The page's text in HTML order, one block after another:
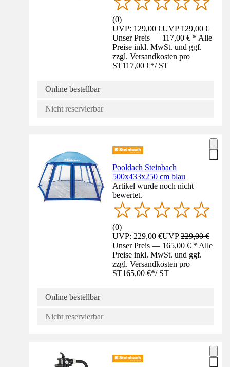
(0)
UVP: 129,00 €UVP129,00 €
Unser Preis — 117,00 € * Alle
Preise inkl. MwSt. und ggf.
zzgl. Versandkosten pro
ST117,00 €*/ ST
Online bestellbar
Nicht reservierbar
Pooldach Steinbach
500x433x250 cm blau
Artikel wurde noch nicht
bewertet.
(0)
UVP: 229,00 €UVP229,00 €
Unser Preis — 165,00 € * Alle
Preise inkl. MwSt. und ggf.
zzgl. Versandkosten pro
ST165,00 €*/ ST
Online bestellbar
Nicht reservierbar